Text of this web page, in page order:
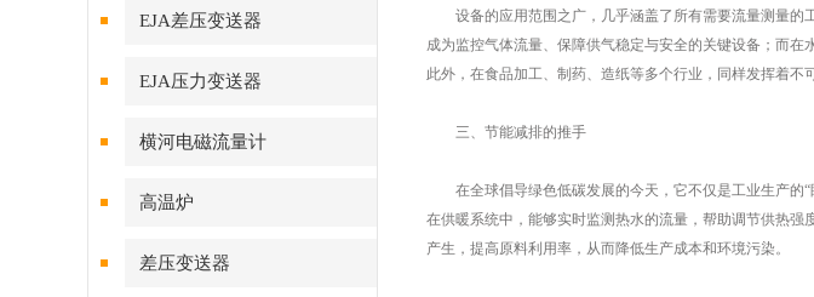
EJA差压变送器
EJA压力变送器
横河电磁流量计
高温炉
差压变送器
设备的应用范围之广，几乎涵盖了所有需要流量测量的
成为监控气体流量、保障供气稳定与安全的关键设备；而在
此外，在食品加工、制药、造纸等多个行业，同样发挥着不
三、节能减排的推手
在全球倡导绿色低碳发展的今天，它不仅是工业生产的“
在供暖系统中，能够实时监测热水的流量，帮助调节供热
产生，提高原料利用率，从而降低生产成本和环境污染。